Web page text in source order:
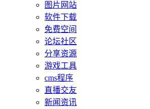
图片网站
软件下载
免费空间
论坛社区
分享资源
游戏工具
cms程序
直播交友
新闻资讯